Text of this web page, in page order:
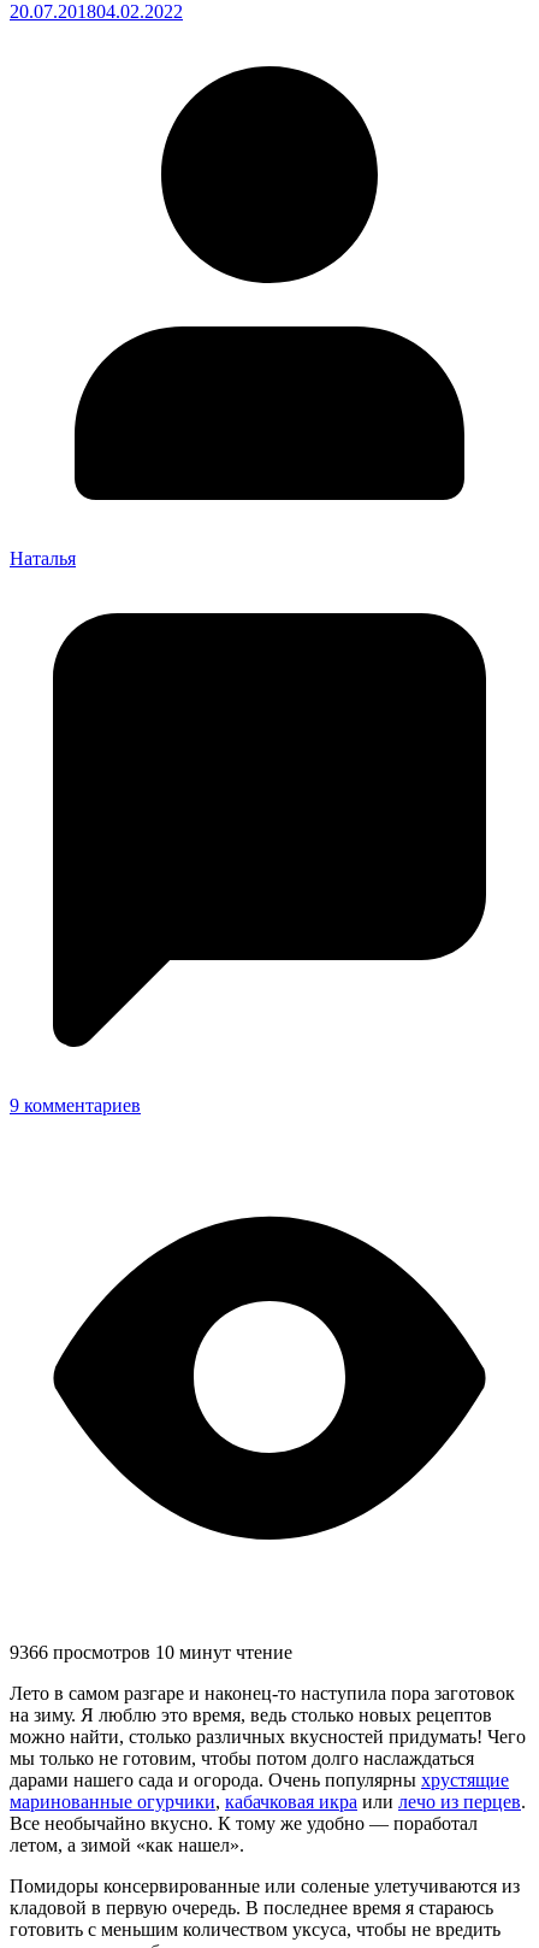
20.07.201804.02.2022
Наталья
9 комментариев
9366 просмотров 10 минут чтение
Лето в самом разгаре и наконец-то наступила пора заготовок
на зиму. Я люблю это время, ведь столько новых рецептов
можно найти, столько различных вкусностей придумать! Чего
мы только не готовим, чтобы потом долго наслаждаться
дарами нашего сада и огорода. Очень популярны хрустящие
маринованные огурчики, кабачковая икра или лечо из перцев.
Все необычайно вкусно. К тому же удобно — поработал
летом, а зимой «как нашел».
Помидоры консервированные или соленые улетучиваются из
кладовой в первую очередь. В последнее время я стараюсь
готовить с меньшим количеством уксуса, чтобы не вредить